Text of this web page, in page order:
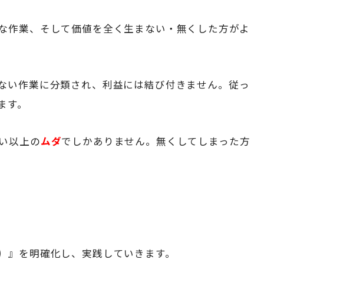
業、そして価値を全く生まない・無くした方がよ
作業に分類され、利益には結び付きません。従っ
。
以上のムダでしかありません。無くしてしまった方
』を明確化し、実践していきます。